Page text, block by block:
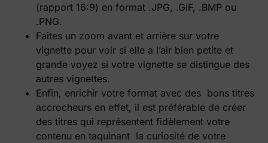
(rapport 16:9) en format .JPG, .GIF, .BMP ou
.PNG.
Faites un zoom avant et arrière sur votre
vignette pour voir si elle a l’air bien petite et
grande voyez si votre vignette se distingue des
autres vignettes.
Enfin, enrichir votre format avec des bons titres
accrocheurs en effet, il est préférable de créer
des titres qui représentent fidèlement votre
contenu en taquinant la curiosité de votre